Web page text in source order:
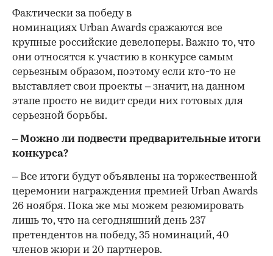
Фактически за победу в
номинациях Urban Awards сражаются все
крупные российские девелоперы. Важно то, что
они относятся к участию в конкурсе самым
серьезным образом, поэтому если кто-то не
выставляет свои проекты – значит, на данном
этапе просто не видит среди них готовых для
серьезной борьбы.
– Можно ли подвести предварительные итоги
конкурса?
– Все итоги будут объявлены на торжественной
церемонии награждения премией Urban Awards
26 ноября. Пока же мы можем резюмировать
лишь то, что на сегодняшний день 237
претендентов на победу, 35 номинаций, 40
членов жюри и 20 партнеров.